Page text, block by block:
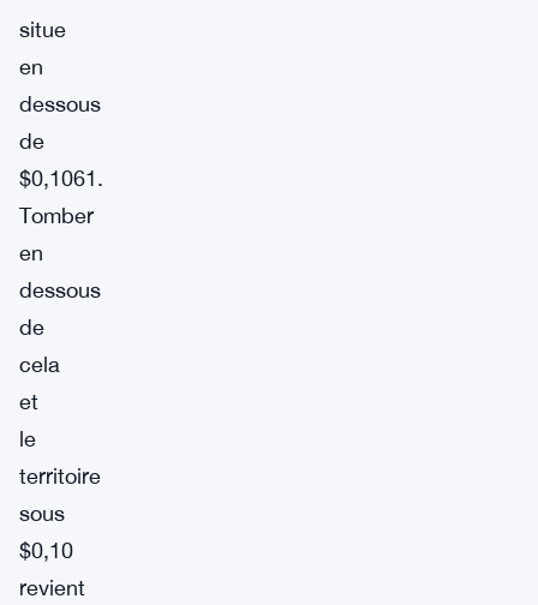
situe
en
dessous
de
$0,1061.
Tomber
en
dessous
de
cela
et
le
territoire
sous
$0,10
revient